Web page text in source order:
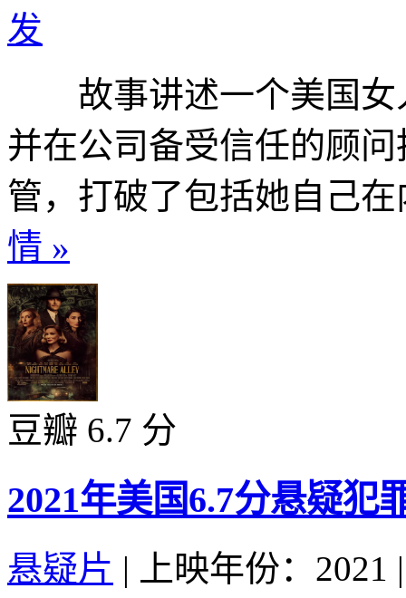
发
故事讲述一个美国女
并在公司备受信任的顾
管，打破了包括她自己
情 »
豆瓣 6.7 分
2021年美国6.7分悬疑犯
悬疑片 | 上映年份：2021 |